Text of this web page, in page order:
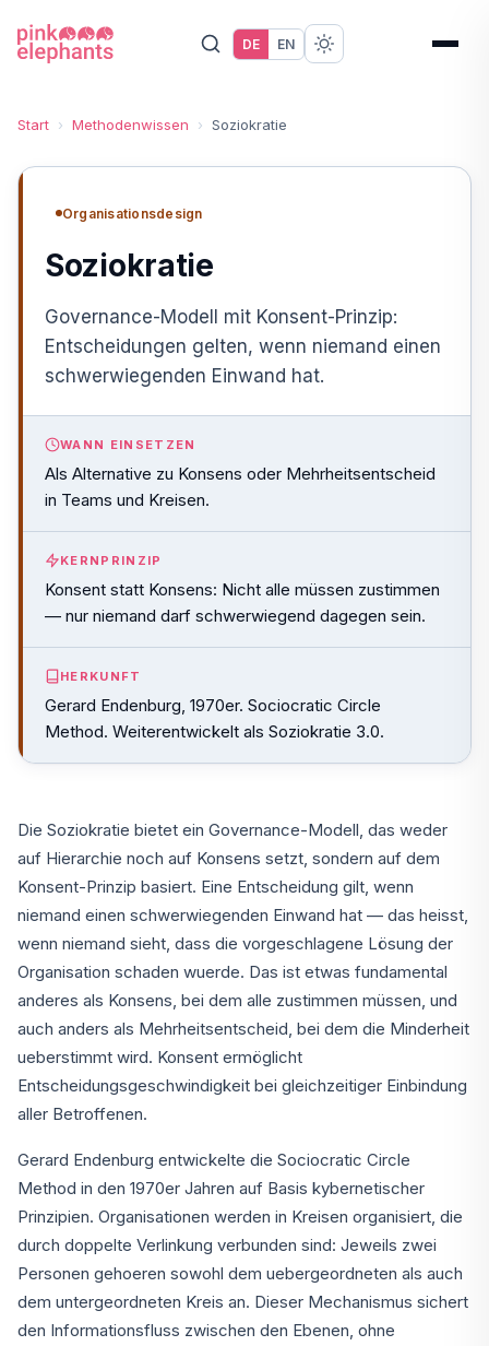
DE EN
Start › Methodenwissen › Soziokratie
Organisationsdesign
Soziokratie
Governance-Modell mit Konsent-Prinzip:
Entscheidungen gelten, wenn niemand einen
schwerwiegenden Einwand hat.
WANN EINSETZEN
Als Alternative zu Konsens oder Mehrheitsentscheid
in Teams und Kreisen.
KERNPRINZIP
Konsent statt Konsens: Nicht alle müssen zustimmen
— nur niemand darf schwerwiegend dagegen sein.
HERKUNFT
Gerard Endenburg, 1970er. Sociocratic Circle
Method. Weiterentwickelt als Soziokratie 3.0.
Die Soziokratie bietet ein Governance-Modell, das weder
auf Hierarchie noch auf Konsens setzt, sondern auf dem
Konsent-Prinzip basiert. Eine Entscheidung gilt, wenn
niemand einen schwerwiegenden Einwand hat — das heisst,
wenn niemand sieht, dass die vorgeschlagene Lösung der
Organisation schaden wuerde. Das ist etwas fundamental
anderes als Konsens, bei dem alle zustimmen müssen, und
auch anders als Mehrheitsentscheid, bei dem die Minderheit
ueberstimmt wird. Konsent ermöglicht
Entscheidungsgeschwindigkeit bei gleichzeitiger Einbindung
aller Betroffenen.
Gerard Endenburg entwickelte die Sociocratic Circle
Method in den 1970er Jahren auf Basis kybernetischer
Prinzipien. Organisationen werden in Kreisen organisiert, die
durch doppelte Verlinkung verbunden sind: Jeweils zwei
Personen gehoeren sowohl dem uebergeordneten als auch
dem untergeordneten Kreis an. Dieser Mechanismus sichert
den Informationsfluss zwischen den Ebenen, ohne